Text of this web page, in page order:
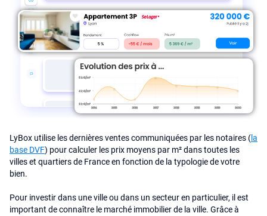
LyBox utilise les dernières ventes communiquées par les notaires (la
base DVF) pour calculer les prix moyens par m² dans toutes les
villes et quartiers de France en fonction de la typologie de votre
bien.
Pour investir dans une ville ou dans un secteur en particulier, il est
important de connaître le marché immobilier de la ville. Grâce à